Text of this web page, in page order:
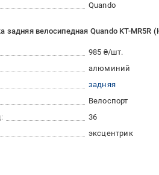
Quando
задняя велосипедная Quando KT-MR5R
985 ₴/шт.
алюминий
задняя
Велоспорт
36
эксцентрик